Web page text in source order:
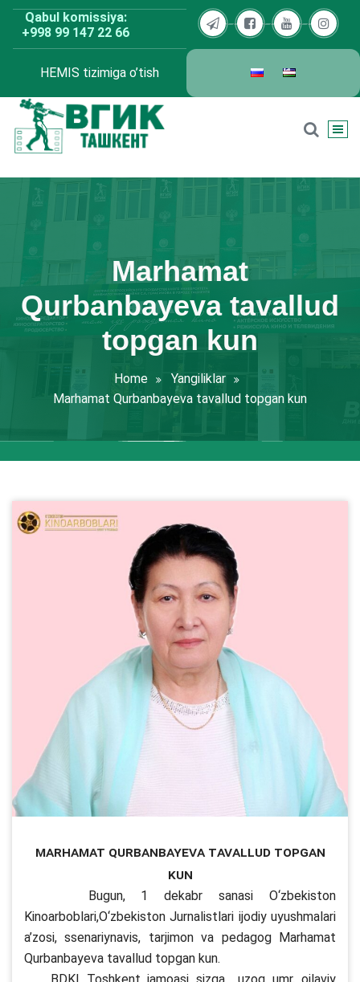
Skip
content
Qabul komissiya:
+998 99 147 22 66
HEMIS tizimiga o’tish
Marhamat
Qurbanbayeva tavallud
topgan kun
Home
Yangiliklar
Marhamat Qurbanbayeva tavallud topgan kun
Marhamat Qurbanbayeva tavallud topgan
kun
Bugun, 1 dekabr sanasi О‘zbekiston
Kinoarboblari,О‘zbekiston Jurnalistlari ijodiy uyushmalari
a’zosi, ssenariynavis, tarjimon va pedagog Marhamat
Qurbanbayeva tavallud topgan kun.